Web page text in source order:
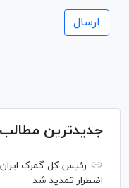
جدیدترین مطالب
رئیس کل گمرک
اضطرار تمدید شد